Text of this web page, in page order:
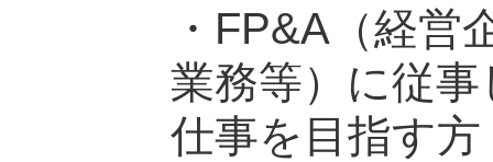
・FP&A（経営
業務等）に従
仕事を目指す方